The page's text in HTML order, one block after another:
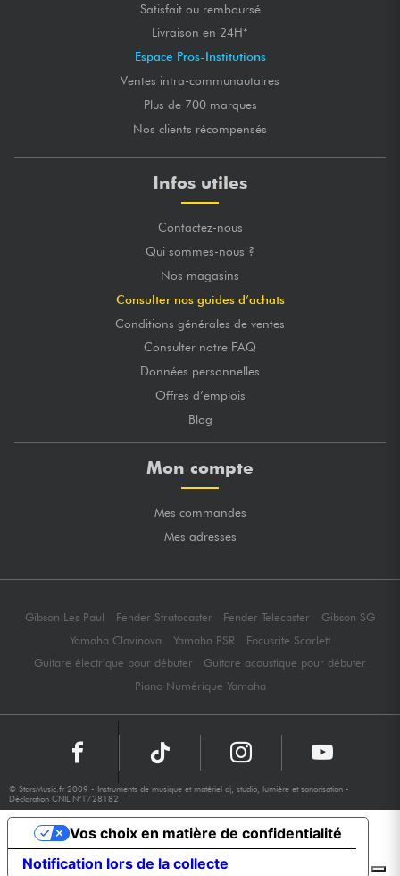
Satisfait ou remboursé
Livraison en 24H*
Espace Pros-Institutions
Ventes intra-communautaires
Plus de 700 marques
Nos clients récompensés
Infos utiles
Contactez-nous
Qui sommes-nous ?
Nos magasins
Consulter nos guides d’achats
Conditions générales de ventes
Consulter notre FAQ
Données personnelles
Offres d’emplois
Blog
Mon compte
Mes commandes
Mes adresses
Gibson Les Paul Fender Stratocaster Fender Telecaster
Gibson SG
Yamaha Clavinova
Yamaha PSR
Focusrite Scarlett
Guitare électrique pour débuter
Guitare acoustique pour débuter
Piano Numérique Yamaha
© StarsMusic.fr 2009 - Instruments de musique et matériel dj, studio, lumière et sonorisation -
Déclaration CNIL N°1728182
Notification lors de la collecte
Vos choix en matière de confidentialité